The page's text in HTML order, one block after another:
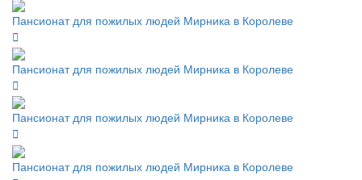
Пансионат для пожилых людей Мирника в Королеве
Пансионат для пожилых людей Мирника в Королеве
Пансионат для пожилых людей Мирника в Королеве
Пансионат для пожилых людей Мирника в Королеве